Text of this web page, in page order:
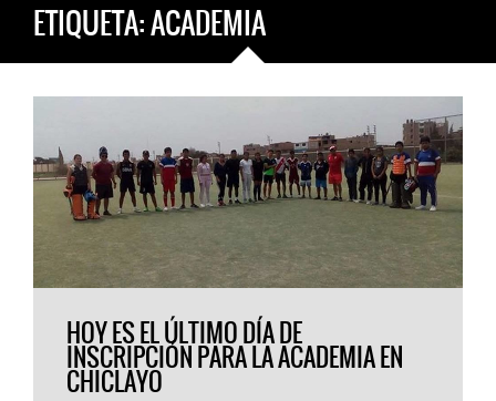
ETIQUETA:ACADEMIA
HOY ES EL ÚLTIMO DÍA DE
INSCRIPCIÓN PARA LA ACADEMIA EN
CHICLAYO